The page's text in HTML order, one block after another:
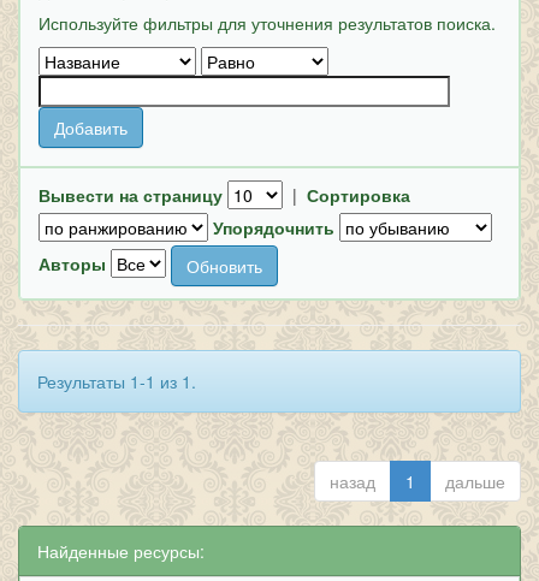
Используйте фильтры для уточнения результатов поиска.
Вывести на страницу | Сортировка
Упорядочнить
Авторы
Результаты 1-1 из 1.
назад 1 дальше
Найденные ресурсы: